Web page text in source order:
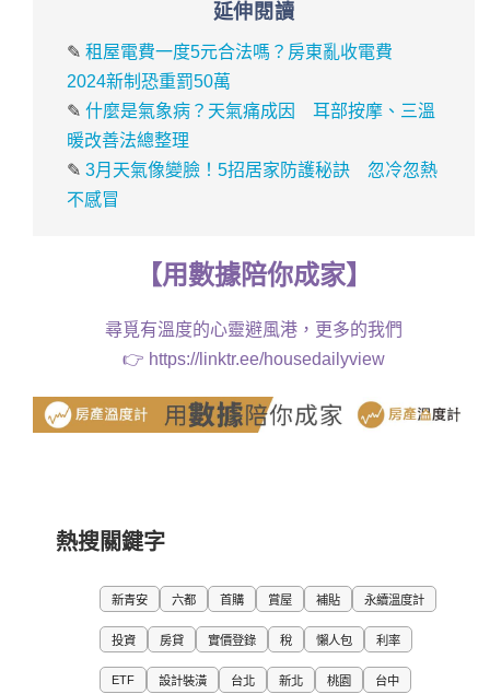
延伸閱讀
✎租屋電費一度5元合法嗎？房東亂收電費
2024新制恐重罰50萬
✎什麼是氣象病？天氣痛成因 耳部按摩、三溫
暖改善法總整理
✎3月天氣像變臉！5招居家防護秘訣 忽冷忽熱
不感冒
【用數據陪你成家】
尋覓有溫度的心靈避風港，更多的我們
👉 https://linktr.ee/housedailyview
熱搜關鍵字
新青安 六都 首購 賞屋 補貼 永續溫度計
投資 房貸 實價登錄 稅 懶人包 利率
ETF 設計裝潢 台北 新北 桃園 台中